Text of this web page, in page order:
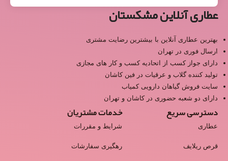
عطاری آنلاین مشکستان
بهترین عطاری آنلاین با بیشترین رضایت مشتری
ارسال فوری در تهران
دارای جواز کسب از اتحادیه کسب و کار های مجازی
تولید کننده گلاب و عرقیات در فین کاشان
سایت فروش گیاهان دارویی کمیاب
دارای دو شعبه حضوری در کاشان و تهران
دسترسی سریع
عطاری
قرص ریلایف
خدمات مشتریان
شرایط و مقررات
رهگیری سفارشات